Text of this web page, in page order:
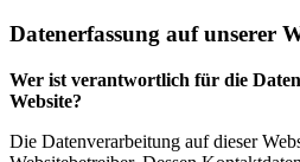
Datenerfassung auf unserer
Wer ist verantwortlich für die
Website?
Die Datenverarbeitung auf dieser